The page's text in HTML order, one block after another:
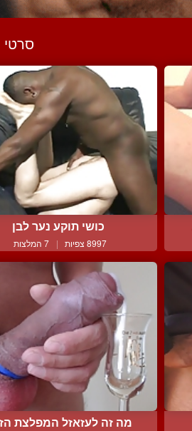
סרטי
כושי תוקע נער לבן
8997 צפיות | 7 המלצות
מה זה לעזאזל המפלצת